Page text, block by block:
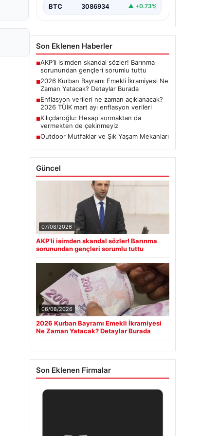
BTC 3086934 ▲ +0.73%
Son Eklenen Haberler
■AKP’li isimden skandal sözler! Barınma
sorunundan gençleri sorumlu tuttu
■2026 Kurban Bayramı Emekli İkramiyesi Ne
Zaman Yatacak? Detaylar Burada
■Enflasyon verileri ne zaman açıklanacak?
2026 TÜİK mart ayı enflasyon verileri
■Kılıçdaroğlu: Hesap sormaktan da
vermekten de çekinmeyiz
■Outdoor Mutfaklar ve Şık Yaşam Mekanları
Güncel
07/08/2026
AKP’li isimden skandal sözler! Barınma
sorunundan gençleri sorumlu tuttu
06/08/2026
2026 Kurban Bayramı Emekli İkramiyesi
Ne Zaman Yatacak? Detaylar Burada
Son Eklenen Firmalar